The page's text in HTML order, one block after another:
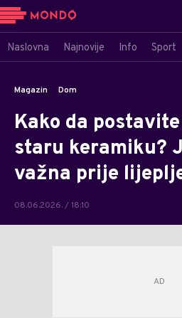
Naslovna Najnovije Info Sport
Magazin Dom
Kako da
staru keramiku?
važna prije
08.06.2026. / 18:10